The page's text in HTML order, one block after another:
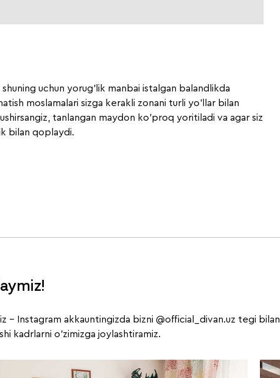
uchun yorug'lik manbai istalgan balandlikda
moslamalari sizga kerakli zonani turli yo'llar bilan
tanlangan maydon ko'proq yoritiladi va agar siz
bilan qoplaydi.
- Instagram akkauntingizda bizni @official_divan.uz tegi bilan
kadrlarni o'zimizga joylashtiramiz.